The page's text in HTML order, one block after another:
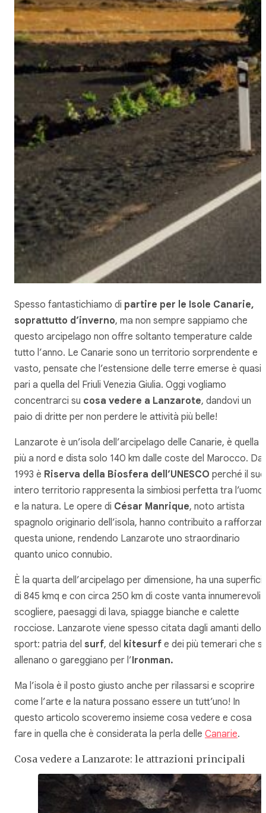
Spesso fantastichiamo di partire per le Isole Canarie,
soprattutto d’inverno, ma non sempre sappiamo che
questo arcipelago non offre soltanto temperature calde
tutto l’anno. Le Canarie sono un territorio sorprendente e
vasto, pensate che l’estensione delle terre emerse è quasi
pari a quella del Friuli Venezia Giulia. Oggi vogliamo
concentrarci su cosa vedere a Lanzarote, dandovi un
paio di dritte per non perdere le attività più belle!
Lanzarote è un’isola dell’arcipelago delle Canarie, è quella
più a nord e dista solo 140 km dalle coste del Marocco. Dal
1993 è Riserva della Biosfera dell’UNESCO perché il suo
intero territorio rappresenta la simbiosi perfetta tra l’uomo
e la natura. Le opere di César Manrique, noto artista
spagnolo originario dell’isola, hanno contribuito a
questa unione, rendendo Lanzarote uno straordinario
quanto unico connubio.
È la quarta dell’arcipelago per dimensione, ha una
di 845 kmq e con circa 250 km di coste vanta innumerevoli
scogliere, paesaggi di lava, spiagge bianche e calette
rocciose. Lanzarote viene spesso citata dagli amanti dello
sport: patria del surf, del kitesurf e dei più temerari che si
allenano o gareggiano per l’Ironman.
Ma l’isola è il posto giusto anche per rilassarsi e scoprire
come l’arte e la natura possano essere un tutt’uno! In
questo articolo scoveremo insieme cosa vedere e cosa
fare in quella che è considerata la perla delle Canarie.
Cosa vedere a Lanzarote: le attrazioni principali